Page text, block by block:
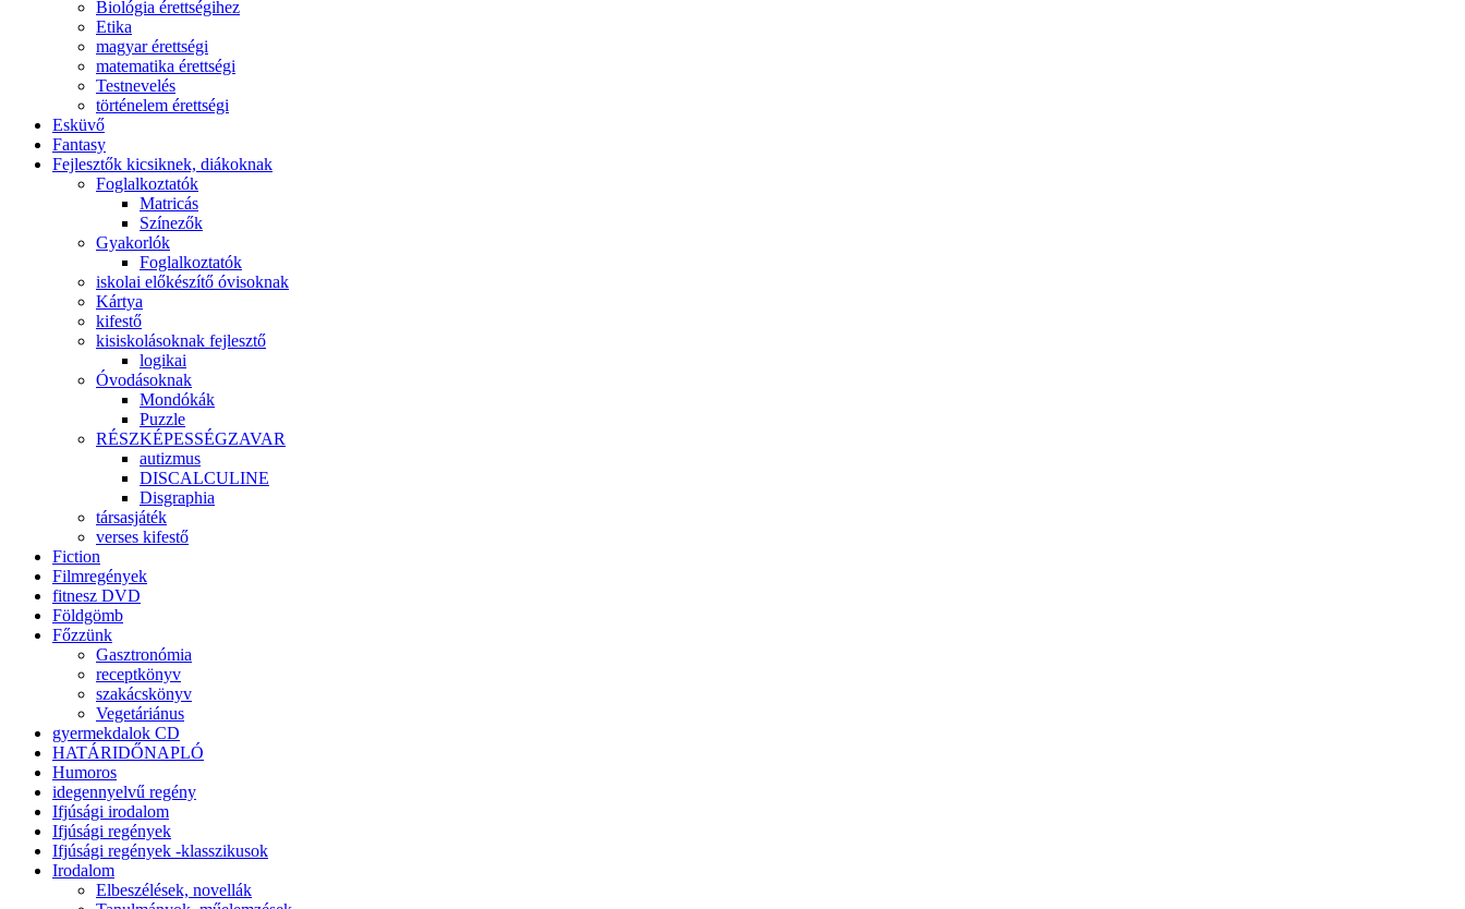
Biológia érettségihez
Etika
magyar érettségi
matematika érettségi
Testnevelés
történelem érettségi
Esküvő
Fantasy
Fejlesztők kicsiknek, diákoknak
Foglalkoztatók
Matricás
Színezők
Gyakorlók
Foglalkoztatók
iskolai előkészítő óvisoknak
Kártya
kifestő
kisiskolásoknak fejlesztő
logikai
Óvodásoknak
Mondókák
Puzzle
RÉSZKÉPESSÉGZAVAR
autizmus
DISCALCULINE
Disgraphia
társasjáték
verses kifestő
Fiction
Filmregények
fitnesz DVD
Földgömb
Főzzünk
Gasztronómia
receptkönyv
szakácskönyv
Vegetáriánus
gyermekdalok CD
HATÁRIDŐNAPLÓ
Humoros
idegennyelvű regény
Ifjúsági irodalom
Ifjúsági regények
Ifjúsági regények -klasszikusok
Irodalom
Elbeszélések, novellák